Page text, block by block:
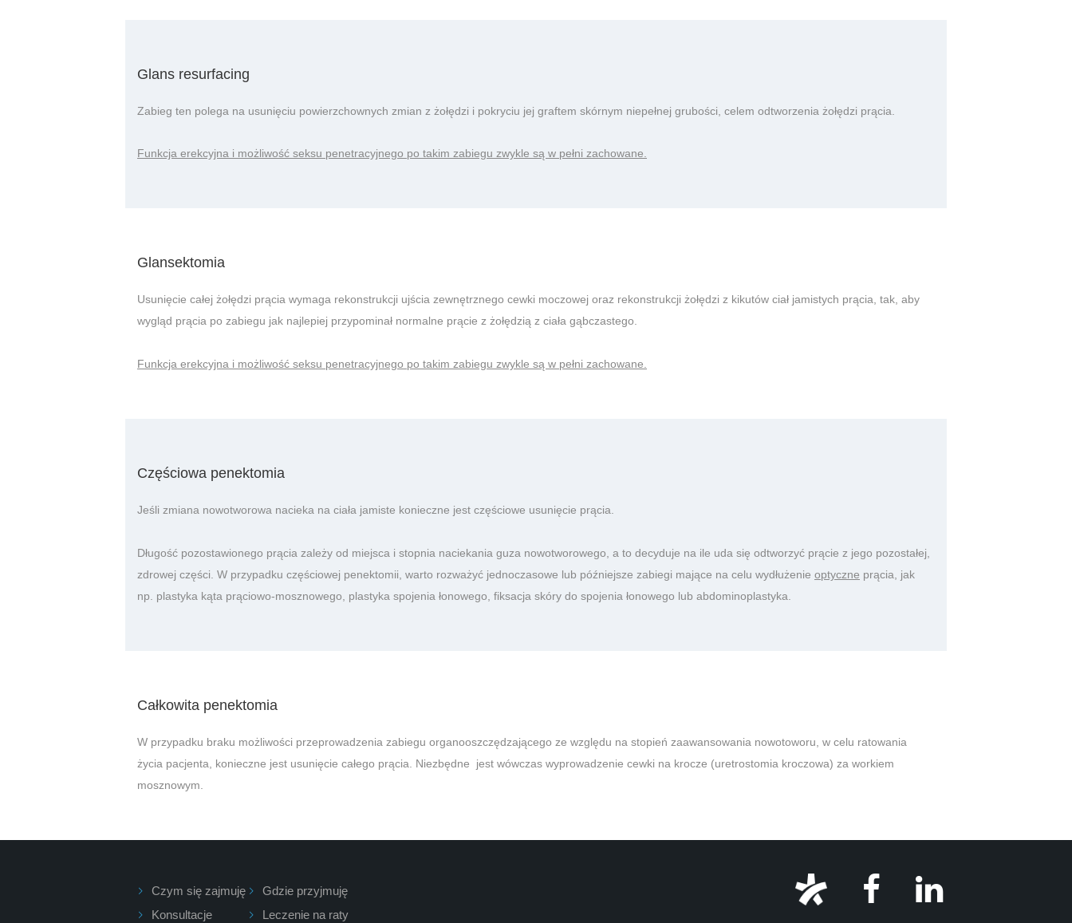
Glans resurfacing
Zabieg ten polega na usunięciu powierzchownych zmian z żołędzi i pokryciu jej graftem skórnym niepełnej grubości, celem odtworzenia żołędzi prącia.
Funkcja erekcyjna i możliwość seksu penetracyjnego po takim zabiegu zwykle są w pełni zachowane.
Glansektomia
Usunięcie całej żołędzi prącia wymaga rekonstrukcji ujścia zewnętrznego cewki moczowej oraz rekonstrukcji żołędzi z kikutów ciał jamistych prącia, tak, aby
wygląd prącia po zabiegu jak najlepiej przypominał normalne prącie z żołędzią z ciała gąbczastego.
Funkcja erekcyjna i możliwość seksu penetracyjnego po takim zabiegu zwykle są w pełni zachowane.
Częściowa penektomia
Jeśli zmiana nowotworowa nacieka na ciała jamiste konieczne jest częściowe usunięcie prącia.
Długość pozostawionego prącia zależy od miejsca i stopnia naciekania guza nowotworowego, a to decyduje na ile uda się odtworzyć prącie z jego pozostałej,
zdrowej części. W przypadku częściowej penektomii, warto rozważyć jednoczasowe lub późniejsze zabiegi mające na celu wydłużenie optyczne prącia, jak
np. plastyka kąta prąciowo-mosznowego, plastyka spojenia łonowego, fiksacja skóry do spojenia łonowego lub abdominoplastyka.
Całkowita penektomia
W przypadku braku możliwości przeprowadzenia zabiegu organooszczędzającego ze względu na stopień zaawansowania nowotoworu, w celu ratowania
życia pacjenta, konieczne jest usunięcie całego prącia. Niezbędne jest wówczas wyprowadzenie cewki na krocze (uretrostomia kroczowa) za workiem
mosznowym.
Czym się zajmuję
Gdzie przyjmuję
Konsultacje
Leczenie na raty